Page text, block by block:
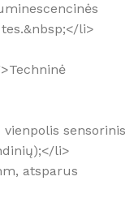
li>
sensorinis
li>
atsparus